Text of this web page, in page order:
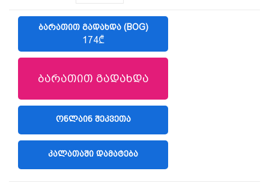
ᲑᲐᲠᲐᲗᲘᲗ ᲒᲐᲓᲐᲮᲓᲐ (BOG)
174₾
ბარათით გადახდა
(LIBERTY)
ᲝᲜᲚᲐᲘᲜ ᲨᲔᲙᲕᲔᲗᲐ
ᲙᲐᲚᲐᲗᲐᲨᲘ ᲓᲐᲛᲐᲢᲔᲑᲐ